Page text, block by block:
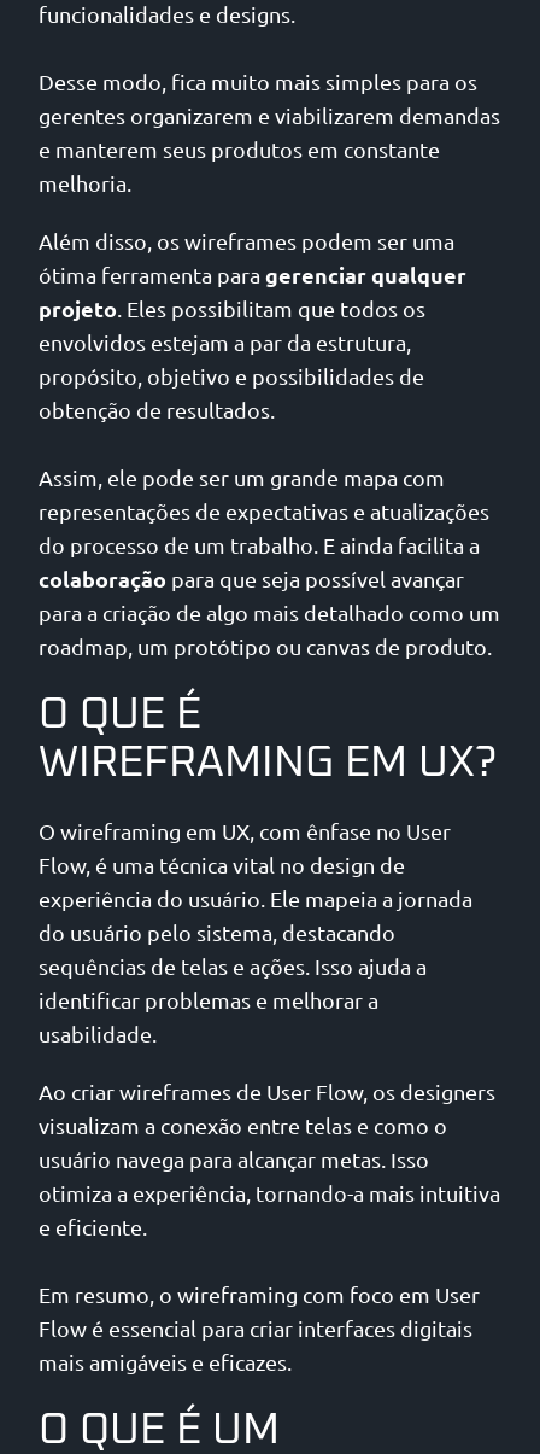
funcionalidades e designs.
Desse modo, fica muito mais simples para os
gerentes organizarem e viabilizarem demandas
e manterem seus produtos em constante
melhoria.
Além disso, os wireframes podem ser uma
ótima ferramenta para gerenciar qualquer
projeto. Eles possibilitam que todos os
envolvidos estejam a par da estrutura,
propósito, objetivo e possibilidades de
obtenção de resultados.
Assim, ele pode ser um grande mapa com
representações de expectativas e atualizações
do processo de um trabalho. E ainda facilita a
colaboração para que seja possível avançar
para a criação de algo mais detalhado como um
roadmap, um protótipo ou canvas de produto.
O QUE É
WIREFRAMING EM UX?
O wireframing em UX, com ênfase no User
Flow, é uma técnica vital no design de
experiência do usuário. Ele mapeia a jornada
do usuário pelo sistema, destacando
sequências de telas e ações. Isso ajuda a
identificar problemas e melhorar a
usabilidade.
Ao criar wireframes de User Flow, os designers
visualizam a conexão entre telas e como o
usuário navega para alcançar metas. Isso
otimiza a experiência, tornando-a mais intuitiva
e eficiente.
Em resumo, o wireframing com foco em User
Flow é essencial para criar interfaces digitais
mais amigáveis e eficazes.
O QUE É UM